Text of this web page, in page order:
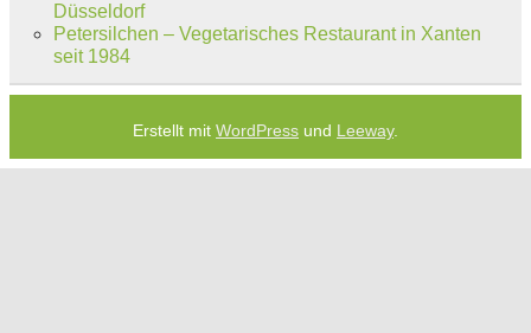
Düsseldorf
Petersilchen – Vegetarisches Restaurant in Xanten
seit 1984
Erstellt mit WordPress und Leeway.